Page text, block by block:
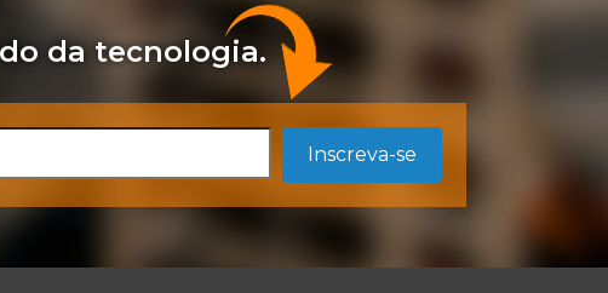
da tecnologia.
Inscreva-se